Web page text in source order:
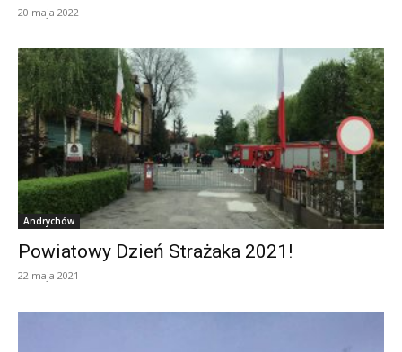
20 maja 2022
Andrychów
Powiatowy Dzień Strażaka 2021!
22 maja 2021